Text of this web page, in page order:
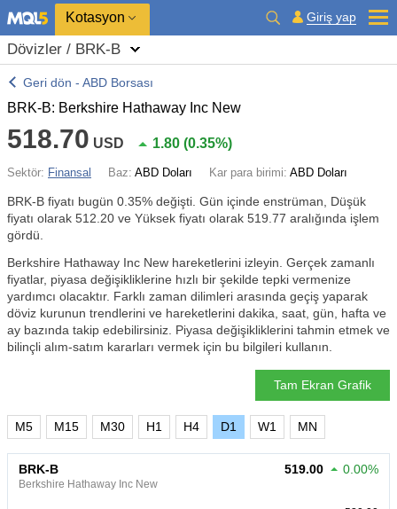
Kotasyon Giriş yap
Dövizler / BRK-B
Geri dön - ABD Borsası
BRK-B: Berkshire Hathaway Inc New
518.70 USD 1.80 (0.35%)
Sektör: Finansal Baz: ABD Doları Kar para birimi: ABD Doları
BRK-B fiyatı bugün 0.35% değişti. Gün içinde enstrüman, Düşük
fiyatı olarak 512.20 ve Yüksek fiyatı olarak 519.77 aralığında işlem
gördü.
Berkshire Hathaway Inc New hareketlerini izleyin. Gerçek zamanlı
fiyatlar, piyasa değişikliklerine hızlı bir şekilde tepki vermenize
yardımcı olacaktır. Farklı zaman dilimleri arasında geçiş yaparak
döviz kurunun trendlerini ve hareketlerini dakika, saat, gün, hafta ve
ay bazında takip edebilirsiniz. Piyasa değişikliklerini tahmin etmek ve
bilinçli alım-satım kararları vermek için bu bilgileri kullanın.
Tam Ekran Grafik
M5 M15 M30 H1 H4 D1 W1 MN
BRK-B
Berkshire Hathaway Inc New
519.00 0.00%